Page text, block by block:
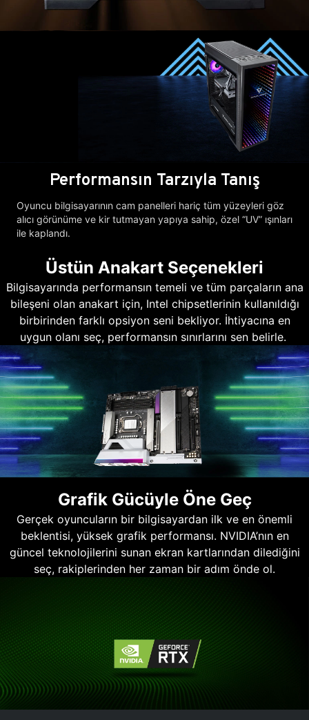
Performansın Tarzıyla Tanış
Oyuncu bilgisayarının cam panelleri hariç tüm yüzeyleri göz
alıcı görünüme ve kir tutmayan yapıya sahip, özel “UV” ışınları
ile kaplandı.
Üstün Anakart Seçenekleri
Bilgisayarında performansın temeli ve tüm parçaların ana
bileşeni olan anakart için, Intel chipsetlerinin kullanıldığı
birbirinden farklı opsiyon seni bekliyor. İhtiyacına en
uygun olanı seç, performansın sınırlarını sen belirle.
Grafik Gücüyle Öne Geç
Gerçek oyuncuların bir bilgisayardan ilk ve en önemli
beklentisi, yüksek grafik performansı. NVIDIA’nın en
güncel teknolojilerini sunan ekran kartlarından dilediğini
seç, rakiplerinden her zaman bir adım önde ol.